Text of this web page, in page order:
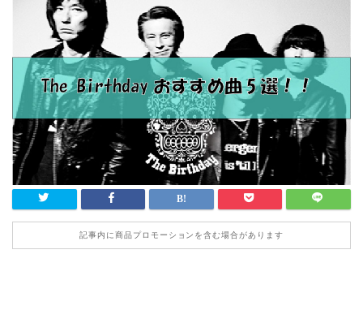
記事内に商品プロモーションを含む場合があります